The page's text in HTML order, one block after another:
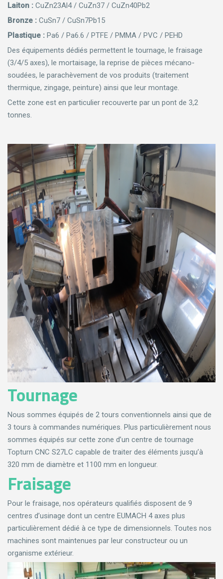
Laiton : CuZn23Al4 / CuZn37 / CuZn40Pb2
Bronze : CuSn7 / CuSn7Pb15
Plastique : Pa6 / Pa6.6 / PTFE / PMMA / PVC / PEHD
Des équipements dédiés permettent le tournage, le fraisage
(3/4/5 axes), le mortaisage, la reprise de pièces mécano-
soudées, le parachèvement de vos produits (traitement
thermique, zingage, peinture) ainsi que leur montage.
Cette zone est en particulier recouverte par un pont de 3,2
tonnes.
Tournage
Nous sommes équipés de 2 tours conventionnels ainsi que de
3 tours à commandes numériques. Plus particulièrement nous
sommes équipés sur cette zone d’un centre de tournage
Topturn CNC S27LC capable de traiter des éléments jusqu’à
320 mm de diamètre et 1100 mm en longueur.
Fraisage
Pour le fraisage, nos opérateurs qualifiés disposent de 9
centres d’usinage dont un centre EUMACH 4 axes plus
particulièrement dédié à ce type de dimensionnels. Toutes nos
machines sont maintenues par leur constructeur ou un
organisme extérieur.